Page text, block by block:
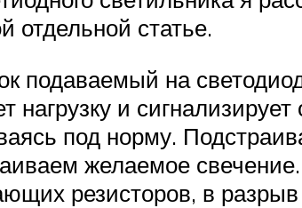
отдельной статье.
подаваемый на
нагрузку и
под норму.
желаемое
резисторов, в